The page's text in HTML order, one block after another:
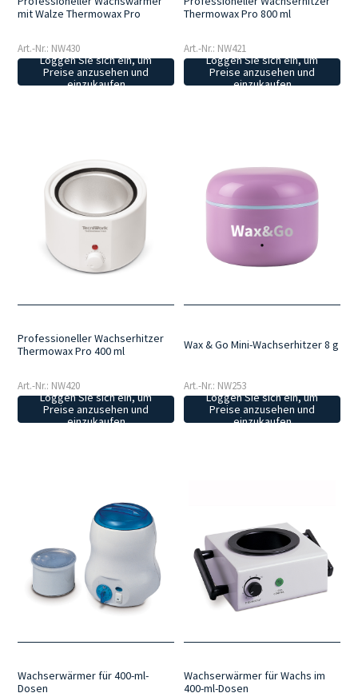
mit Walze Thermowax Pro
Art.-Nr.: NW430
Loggen Sie sich ein, um
Preise anzusehen und
einzukaufen
Thermowax Pro 800 ml
Art.-Nr.: NW421
Loggen Sie sich ein, um
Preise anzusehen und
einzukaufen
Professioneller Wachserhitzer
Thermowax Pro 400 ml
Art.-Nr.: NW420
Loggen Sie sich ein, um
Preise anzusehen und
einzukaufen
Wax & Go Mini-Wachserhitzer 8 g
Art.-Nr.: NW253
Loggen Sie sich ein, um
Preise anzusehen und
einzukaufen
Wachserwärmer für 400-ml-
Dosen
Wachserwärmer für Wachs im
400-ml-Dosen